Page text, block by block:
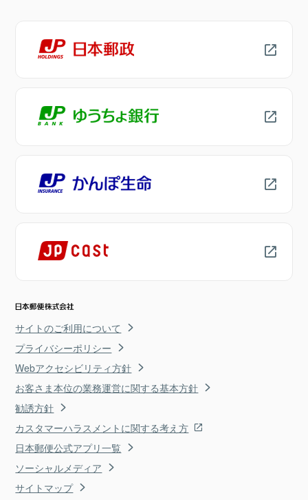
サイトのご利用について
プライバシーポリシー
Webアクセシビリティ方針
お客さま本位の業務運営に関する基本方針
勧誘方針
カスタマーハラスメントに関する考え方
日本郵便公式アプリ一覧
ソーシャルメディア
サイトマップ